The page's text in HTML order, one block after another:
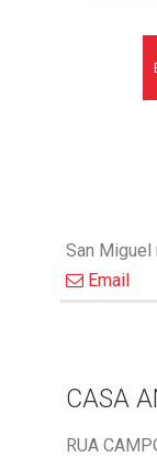
San Miguel
Email
CASA
RUA